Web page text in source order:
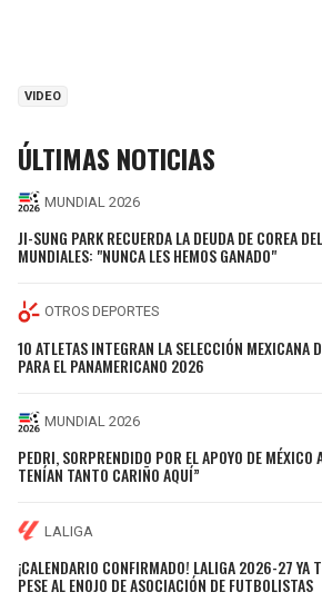
VIDEO
ÚLTIMAS NOTICIAS
MUNDIAL 2026
JI-SUNG PARK RECUERDA LA DEUDA DE COREA
MUNDIALES: "NUNCA LES HEMOS GANADO"
OTROS DEPORTES
10 ATLETAS INTEGRAN LA SELECCIÓN MEXICANA
PARA EL PANAMERICANO 2026
MUNDIAL 2026
PEDRI, SORPRENDIDO POR EL APOYO DE MÉXICO
TENÍAN TANTO CARIÑO AQUÍ”
LALIGA
¡CALENDARIO CONFIRMADO! LALIGA 2026-27 YA
PESE AL ENOJO DE ASOCIACIÓN DE FUTBOLISTAS